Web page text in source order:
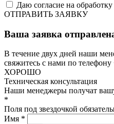
Даю согласие на
ОТПРАВИТЬ ЗАЯВКУ
Ваша заявка
В течение двух дней наши
свяжитесь с нами по
ХОРОШО
Техническая консультация
Наши менеджеры получат
*
Поля под звездочкой
Имя *